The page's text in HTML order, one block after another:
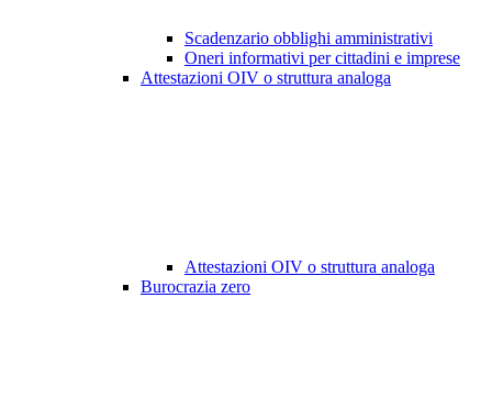
Scadenzario obblighi amministrativi
Oneri informativi per cittadini e imprese
Attestazioni OIV o struttura analoga
Attestazioni OIV o struttura analoga
Burocrazia zero